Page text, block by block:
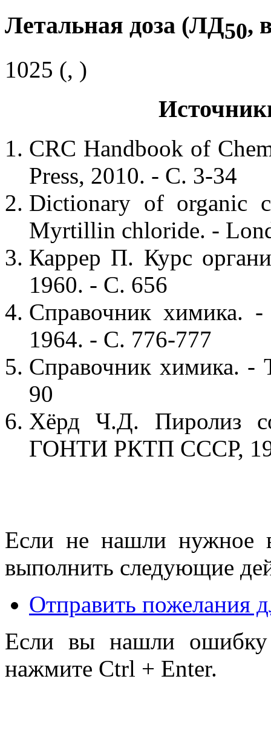
Летальная доза (ЛД50,
1025 (, )
CRC Handbook of
Press, 2010. - С. 3-34
Dictionary of organic
Myrtillin chloride. -
Каррер П. Курс
1960. - С. 656
Справочник
1964. - С. 776-777
Справочник химика.
90
Хёрд Ч.Д. Пиролиз
ГОНТИ РКТП СССР,
Если не нашли нужное
выполнить следующие
Отправить пожелания
Если вы нашли ошибку
нажмите Ctrl + Enter.